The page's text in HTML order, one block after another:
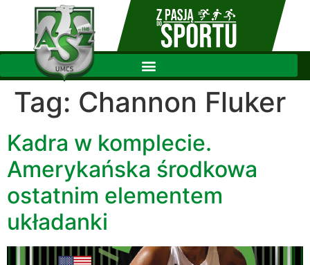
Tag: Channon Fluker
Kadra w komplecie.
Amerykańska środkowa
ostatnim elementem
układanki